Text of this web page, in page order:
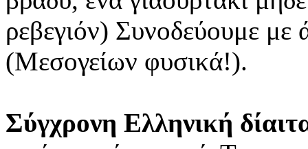
ρεβεγιόν) Συνοδεύουμε με
(Μεσογείων φυσικά!).
Σύγχρονη Ελληνική